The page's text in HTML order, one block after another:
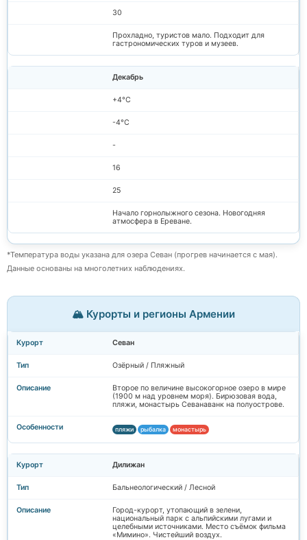
30
Прохладно, туристов мало. Подходит для
гастрономических туров и музеев.
Декабрь
+4°C
-4°C
-
16
25
Начало горнолыжного сезона. Новогодняя
атмосфера в Ереване.
*Температура воды указана для озера Севан (прогрев начинается с мая).
Данные основаны на многолетних наблюдениях.
🏔️ Курорты и регионы Армении
Севан
Озёрный / Пляжный
Второе по величине высокогорное озеро в мире
(1900 м над уровнем моря). Бирюзовая вода,
пляжи, монастырь Севанаванк на полуострове.
пляжи рыбалка монастырь
Дилижан
Бальнеологический / Лесной
Город-курорт, утопающий в зелени,
национальный парк с альпийскими лугами и
целебными источниками. Место съёмок фильма
«Мимино». Чистейший воздух.